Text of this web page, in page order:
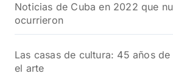
Noticias de Cuba en 2022 que
ocurrieron
Las casas de cultura: 45 años
el arte